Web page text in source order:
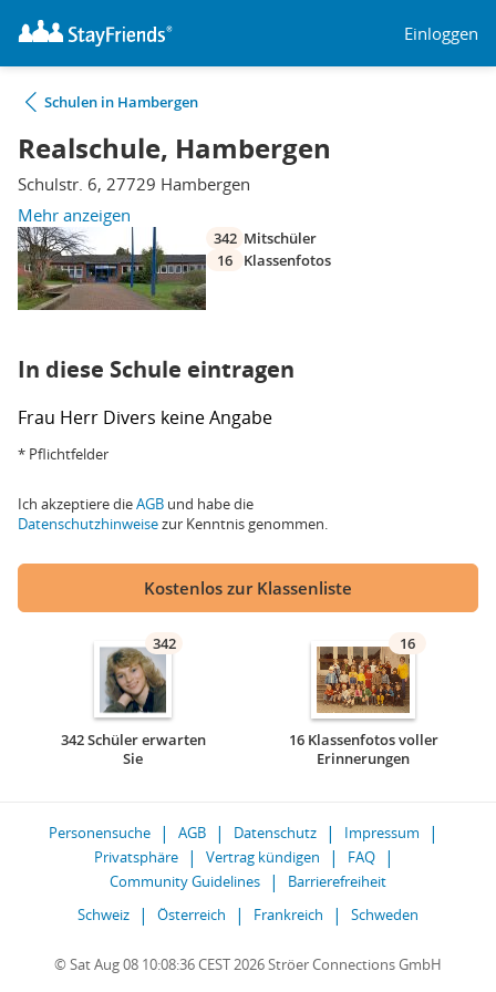
Einloggen
Schulen in Hambergen
Realschule, Hambergen
Schulstr. 6, 27729 Hambergen
Mehr anzeigen
342 Mitschüler
16
Klassenfotos
In diese Schule eintragen
Frau Herr Divers keine Angabe
* Pflichtfelder
Ich akzeptiere dieAGB und habe die
Datenschutzhinweisezur Kenntnis genommen.
Kostenlos zur Klassenliste
342
342 Schüler erwarten
Sie
16
16 Klassenfotos voller
Erinnerungen
Personensuche AGB Datenschutz
Impressum
Privatsphäre
Vertrag kündigen
FAQ
Community Guidelines
Barrierefreiheit
Schweiz
Österreich Frankreich Schweden
© Sat Aug 08 10:08:36 CEST 2026 Ströer Connections GmbH